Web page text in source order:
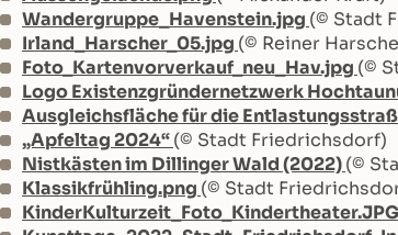
Wandergruppe_Havenstein.jpg (© Stadt
Irland_Harscher_05.jpg (© Reiner
Foto_Kartenvorverkauf_neu_Hav.jpg (©
Logo Existenzgründernetzwerk
Ausgleichsfläche für die
„Apfeltag 2024“(© Stadt Friedrichsdorf)
Nistkästen im Dillinger Wald (2022)(©
Klassikfrühling.png (© Stadt
KinderKulturzeit_Foto_Kindertheater.JPG